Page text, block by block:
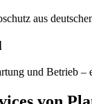
aus
und Betrieb –